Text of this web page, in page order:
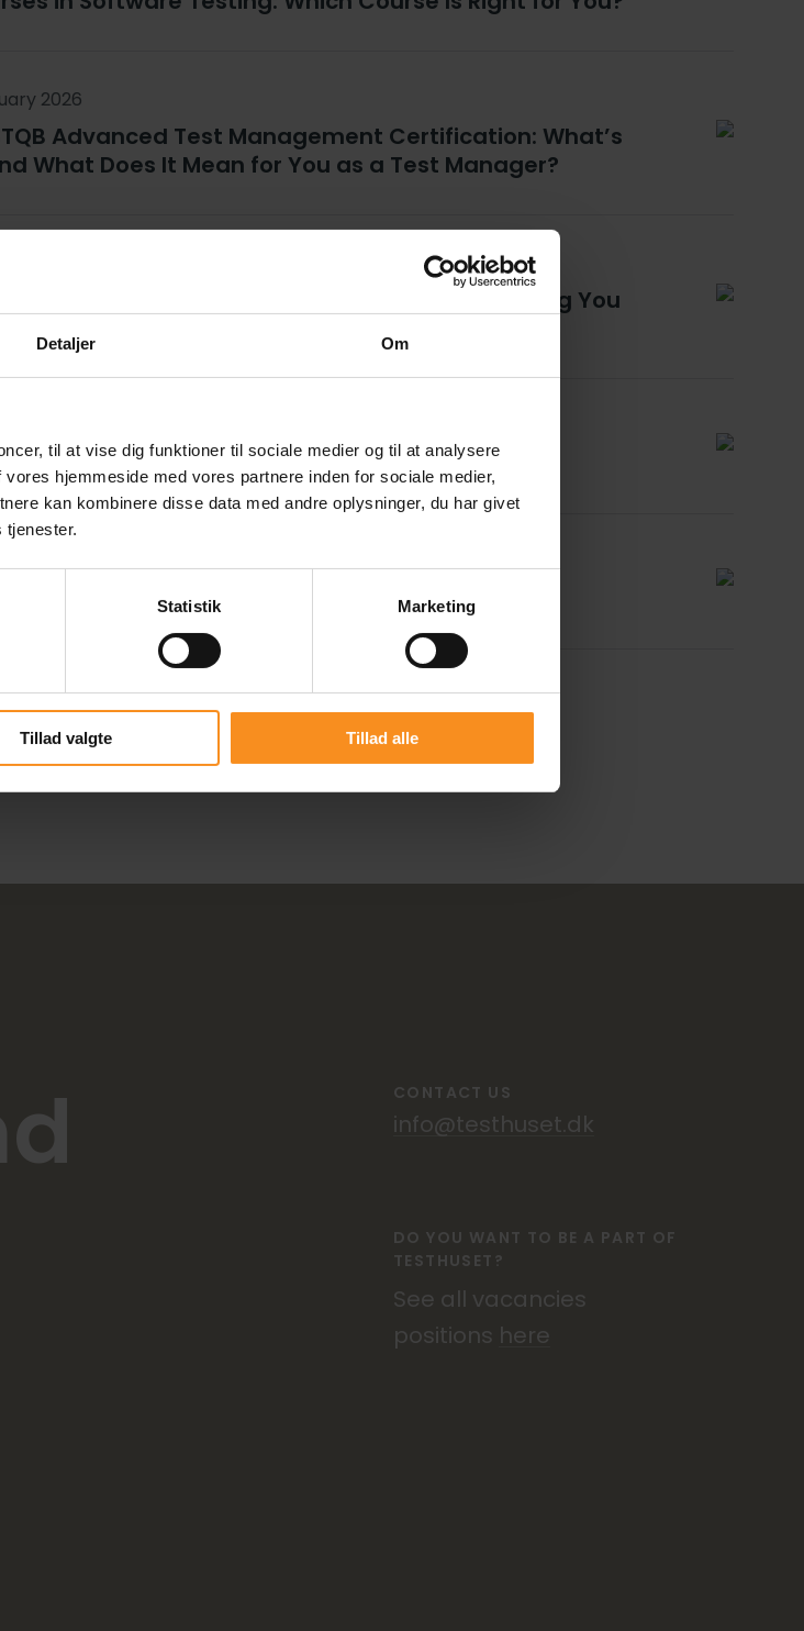
Detaljer Om
til at vise dig funktioner til sociale medier og til at analysere
hjemmeside med vores partnere inden for sociale medier,
kan kombinere disse data med andre oplysninger, du har givet
tjenester.
Statistik Marketing
Tillad valgte Tillad alle
2026
Advanced Test Management Certification: What’s
What Does It Mean for You as a Test Manager?
Started with Test Automation? Here’s Everything You
Choose the Right Testing Course in 2026
2025
Platform Ready for Black Friday?
MORE
CONTACT US
info@testhuset.dk
DO YOU WANT TO BE A PART OF
TESTHUSET?
See all vacancies
positions here